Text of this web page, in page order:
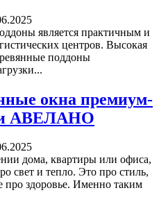
является практичным и
центров. Высокая
поддоны
окна премиум-
АВЕЛАНО
дома, квартиры или офиса,
свет и тепло. Это про стиль,
про здоровье. Именно таким